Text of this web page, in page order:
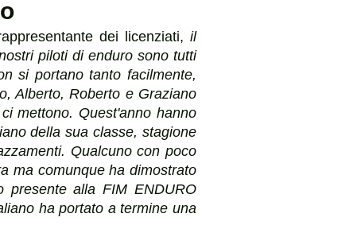
dei licenziati,il
piloti di enduro sono tutti
si portano tanto facilmente,
Alberto, Roberto e Graziano
mettono. Quest'anno hanno
della sua classe, stagione
Qualcuno con poco
ma comunque ha dimostrato
alla FIM ENDURO
ha portato a termine una